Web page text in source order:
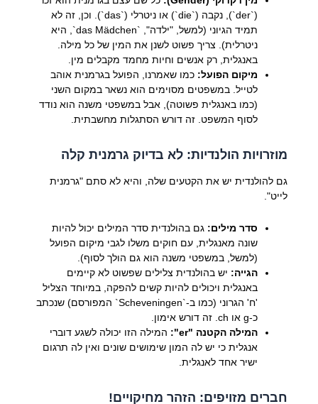
(`der`), נקבה (`die`) או ניטרלי (`das`). וכן, זה לא
תמיד הגיוני (למשל, "ילדה", `das Mädchen`, היא
ניטרלית). צריך פשוט לשנן את המין של כל מילה.
באנגלית, רק אנשים וחיות מחמד מקבלים מין.
מיקום הפועל: כמו שאמרנו, הפועל בגרמנית אוהב
לטייל. במשפטים מסוימים הוא נשאר במקום השני
(כמו באנגלית פשוטה), אבל במשפטי משנה הוא נודד
לסוף המשפט. זה דורש הסתגלות מחשבתית.
מוזרויות הולנדיות: לא בדיוק גרמנית קלה
גם להולנדית יש את הקטעים שלה, והיא לא סתם "גרמנית
לייט".
סדר מילים: גם בהולנדית סדר המילים יכול להיות
שונה מאנגלית, עם חוקים משלו לגבי מיקום הפועל
(למשל, במשפטי משנה הוא גם הולך לסוף).
הגייה: יש בהולנדית צלילים שפשוט לא קיימים
באנגלית ויכולים להיות קשים להפקה, במיוחד הצליל
'ח' הגרוני (כמו ב-`Scheveningen` המפורסם) שנכתב
כ-g או ch. זה דורש אימון.
המילה הקטנה "er":
המילה הזו יכולה לשגע דוברי
אנגלית כי יש לה המון שימושים שונים ואין לה תרגום
ישיר אחד לאנגלית.
חברים מזויפים: הזהר מחיקויים!